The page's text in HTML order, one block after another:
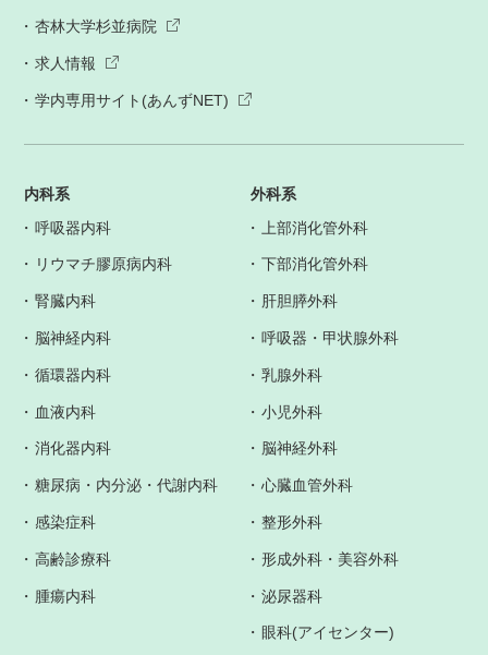
杏林大学杉並病院
求人情報
学内専用サイト(あんずNET)
内科系
呼吸器内科
リウマチ膠原病内科
腎臓内科
脳神経内科
循環器内科
血液内科
消化器内科
糖尿病・内分泌・代謝内科
感染症科
高齢診療科
腫瘍内科
外科系
上部消化管外科
下部消化管外科
肝胆膵外科
呼吸器・甲状腺外科
乳腺外科
小児外科
脳神経外科
心臓血管外科
整形外科
形成外科・美容外科
泌尿器科
眼科(アイセンター)